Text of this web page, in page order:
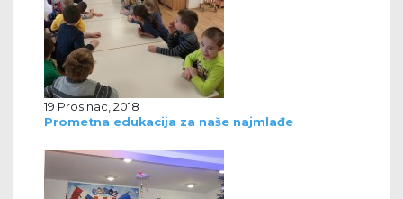
19 Prosinac, 2018
Prometna edukacija za naše najmlađe